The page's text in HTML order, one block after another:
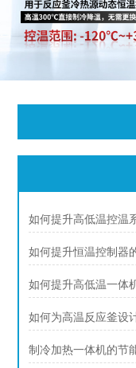
如何提升高低温控温
如何提升恒温控制器
如何提升高低温一体
如何为高温反应釜设
制冷加热一体机的节